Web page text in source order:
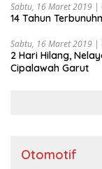
Sabtu, 16 Maret 2019 |
14 Tahun
Sabtu, 16 Maret 2019 |
2 Hari Hilang,
Cipalawah Garut
Otomotif